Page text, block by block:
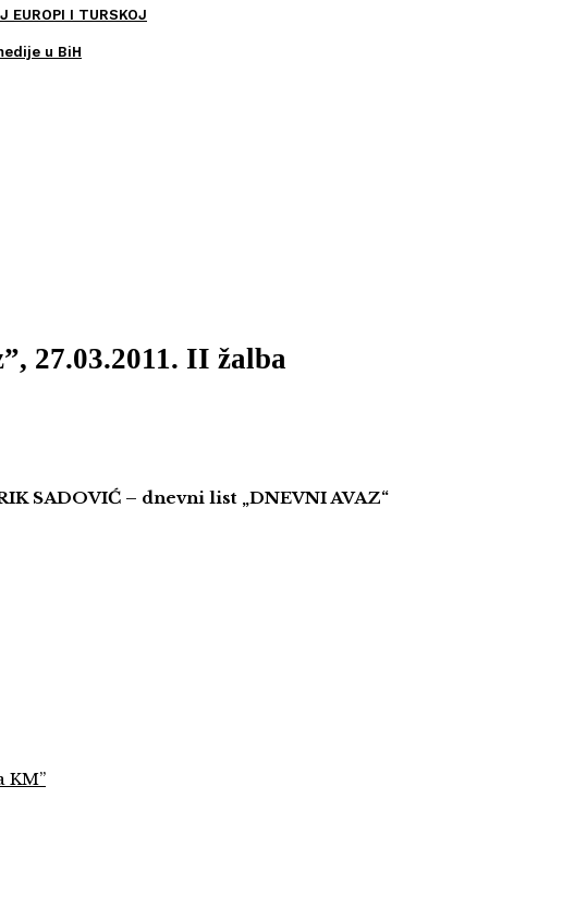
EUROPI I TURSKOJ
u BiH
27.03.2011. II žalba
SADOVIĆ – dnevni list „DNEVNI AVAZ“
KM”